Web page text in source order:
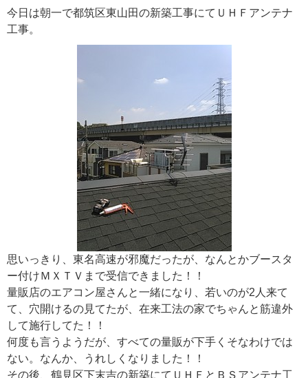
今日は朝一で都筑区東山田の新築工事にてＵＨＦアンテナ
工事。
思いっきり、東名高速が邪魔だったが、なんとかブースタ
ー付けＭＸＴＶまで受信できました！！
量販店のエアコン屋さんと一緒になり、若いのが2人来て
て、穴開けるの見てたが、在来工法の家でちゃんと筋違外
して施行してた！！
何度も言うようだが、すべての量販が下手くそなわけでは
ない。なんか、うれしくなりました！！
その後、鶴見区下末吉の新築にてＵＨＦとＢＳアンテナ工